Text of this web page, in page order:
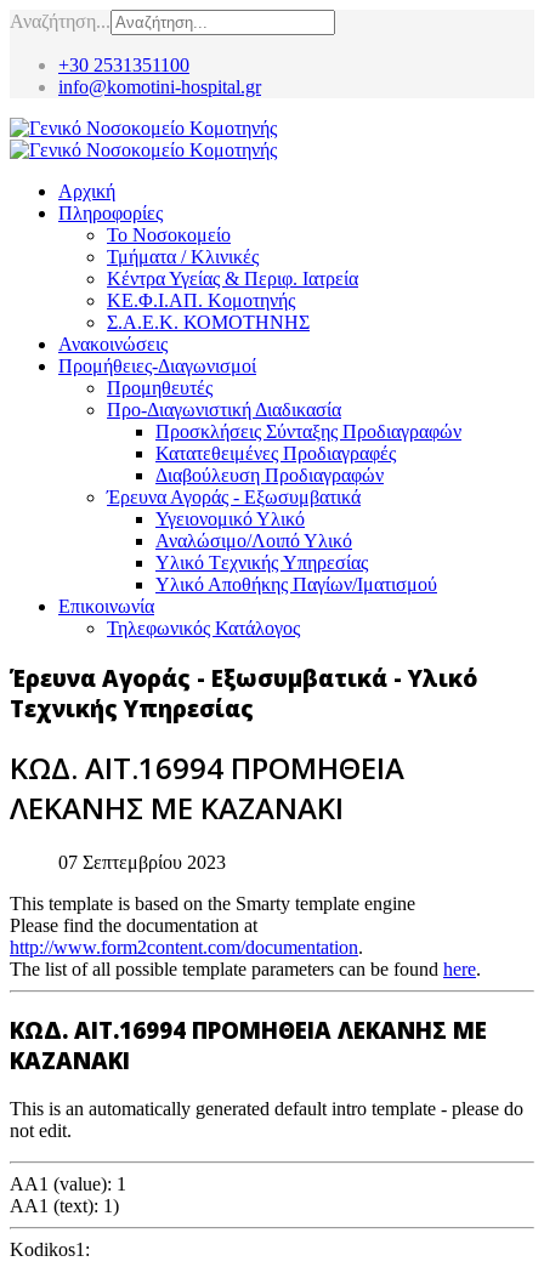
Αναζήτηση...
+30 2531351100
info@komotini-hospital.gr
Αρχική
Πληροφορίες
Το Νοσοκομείο
Τμήματα / Κλινικές
Κέντρα Υγείας & Περιφ. Ιατρεία
ΚΕ.Φ.Ι.ΑΠ. Κομοτηνής
Σ.Α.Ε.Κ. ΚΟΜΟΤΗΝΗΣ
Ανακοινώσεις
Προμήθειες-Διαγωνισμοί
Προμηθευτές
Προ-Διαγωνιστική Διαδικασία
Προσκλήσεις Σύνταξης Προδιαγραφών
Κατατεθειμένες Προδιαγραφές
Διαβούλευση Προδιαγραφών
Έρευνα Αγοράς - Εξωσυμβατικά
Υγειονομικό Υλικό
Αναλώσιμο/Λοιπό Υλικό
Υλικό Tεχνικής Yπηρεσίας
Υλικό Αποθήκης Παγίων/Ιματισμού
Επικοινωνία
Τηλεφωνικός Κατάλογος
Έρευνα Αγοράς - Εξωσυμβατικά - Υλικό
Τεχνικής Υπηρεσίας
ΚΩΔ. ΑΙΤ.16994 ΠΡΟΜΗΘΕΙΑ
ΛΕΚΑΝΗΣ ΜΕ ΚΑΖΑΝΑΚΙ
07 Σεπτεμβρίου 2023
This template is based on the Smarty template engine
Please find the documentation at
http://www.form2content.com/documentation.
The list of all possible template parameters can be found here.
ΚΩΔ. ΑΙΤ.16994 ΠΡΟΜΗΘΕΙΑ ΛΕΚΑΝΗΣ ΜΕ
ΚΑΖΑΝΑΚΙ
This is an automatically generated default intro template - please do
not edit.
AA1 (value): 1
AA1 (text): 1)
Kodikos1: